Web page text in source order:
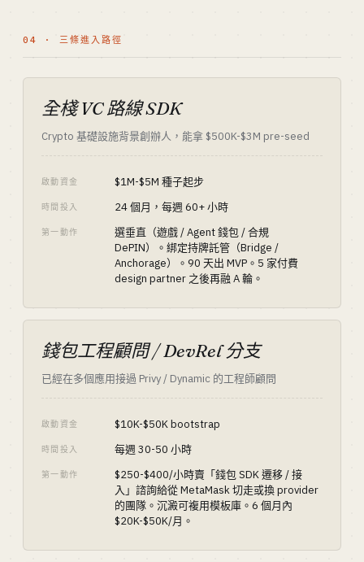
04 · 三條進入路徑
全棧 VC 路線 SDK
Crypto 基礎設施背景創辦人，能拿 $500K-$3M pre-seed
啟動資金 $1M-$5M 種子起步
時間投入 24 個月，每週 60+ 小時
第一動作
選垂直（遊戲 / Agent 錢包 / 合規
DePIN）。綁定持牌託管（Bridge /
Anchorage）。90 天出 MVP。5 家付費
design partner 之後再融 A 輪。
錢包工程顧問 / DevRel 分支
已經在多個應用接過 Privy / Dynamic 的工程師顧問
啟動資金 $10K-$50K bootstrap
時間投入 每週 30-50 小時
第一動作
$250-$400/小時賣「錢包 SDK 遷移 / 接
入」諮詢給從 MetaMask 切走或換 provider
的團隊。沉澱可複用模板庫。6 個月內
$20K-$50K/月。